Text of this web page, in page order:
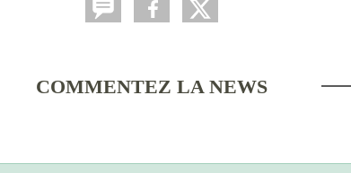
COMMENTEZ LA NEWS